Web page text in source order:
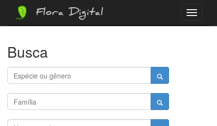
Menu
Flora Digital
Busca